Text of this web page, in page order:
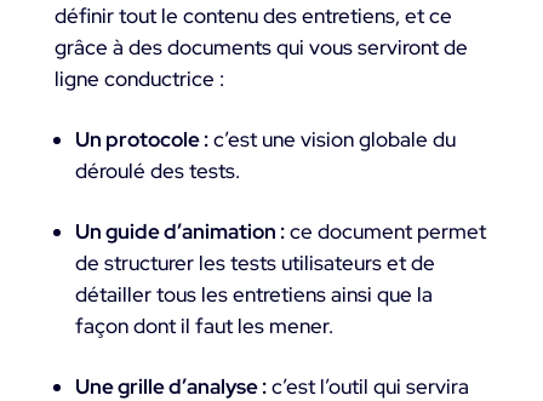
définir tout le contenu des entretiens, et ce
grâce à des documents qui vous serviront de
ligne conductrice :
Un protocole :c’est une vision globale du
déroulé des tests.
Un guide d’animation :ce document permet
de structurer les tests utilisateurs et de
détailler tous les entretiens ainsi que la
façon dont il faut les mener.
Une grille d’analyse :c’est l’outil qui servira